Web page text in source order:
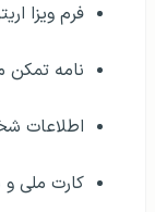
فرم ویزا
نامه تمکن مالی و
اطلاعات
کارت ملی و